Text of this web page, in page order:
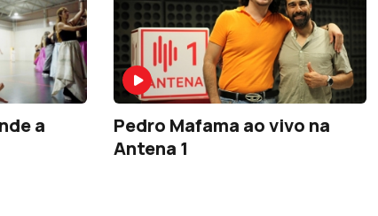
Pedro Mafama ao vivo na
Antena 1